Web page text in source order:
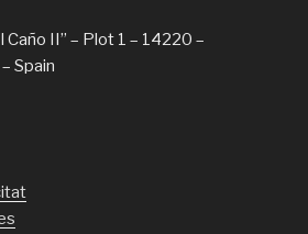
Caño II” – Plot 1 – 14220 –
Spain